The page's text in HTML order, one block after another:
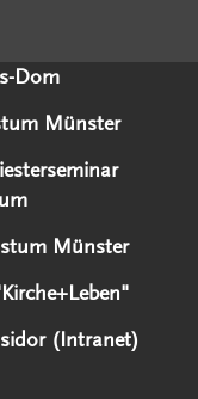
Dom
Münster
Münster
(Intranet)